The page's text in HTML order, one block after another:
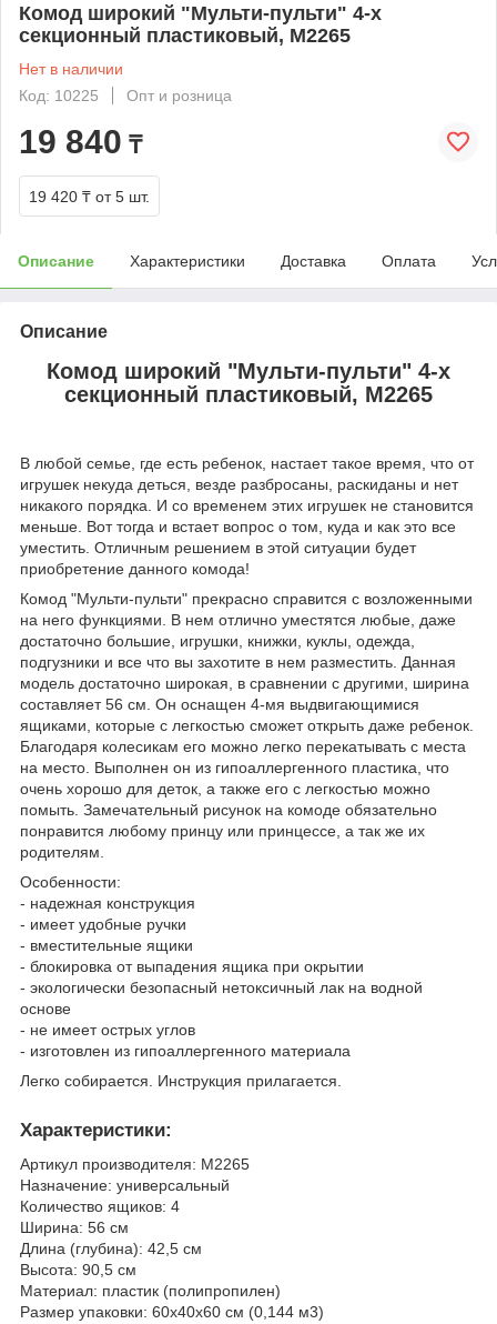
Комод широкий "Мульти-пульти" 4-х
секционный пластиковый, М2265
Нет в наличии
Код: 10225
Опт и розница
19 840 ₸
19 420 ₸ от 5 шт.
Описание Характеристики Доставка Оплата
Описание
Комод широкий "Мульти-пульти" 4-х
секционный пластиковый, М2265
В любой семье, где есть ребенок, настает такое время, что от
игрушек некуда деться, везде разбросаны, раскиданы и нет
никакого порядка. И со временем этих игрушек не становится
меньше. Вот тогда и встает вопрос о том, куда и как это все
уместить. Отличным решением в этой ситуации будет
приобретение данного комода!
Комод "Мульти-пульти" прекрасно справится с возложенными
на него функциями. В нем отлично уместятся любые, даже
достаточно большие, игрушки, книжки, куклы, одежда,
подгузники и все что вы захотите в нем разместить. Данная
модель достаточно широкая, в сравнении с другими, ширина
составляет 56 см. Он оснащен 4-мя выдвигающимися
ящиками, которые с легкостью сможет открыть даже ребенок.
Благодаря колесикам его можно легко перекатывать с места
на место. Выполнен он из гипоаллергенного пластика, что
очень хорошо для деток, а также его с легкостью можно
помыть. Замечательный рисунок на комоде обязательно
понравится любому принцу или принцессе, а так же их
родителям.
Особенности:
- надежная конструкция
- имеет удобные ручки
- вместительные ящики
- блокировка от выпадения ящика при окрытии
- экологически безопасный нетоксичный лак на водной
основе
- не имеет острых углов
- изготовлен из гипоаллергенного материала
Легко собирается. Инструкция прилагается.
Характеристики:
Артикул производителя: М2265
Назначение: универсальный
Количество ящиков: 4
Ширина: 56 см
Длина (глубина): 42,5 см
Высота: 90,5 см
Материал: пластик (полипропилен)
Размер упаковки: 60х40х60 см (0,144 м3)